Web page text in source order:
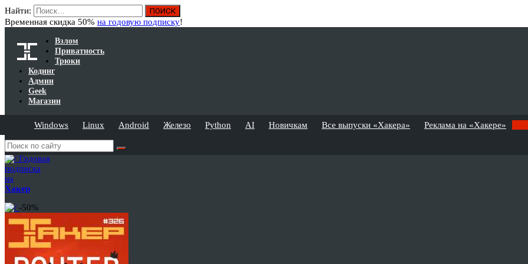
Найти:
Временная скидка 50% на годовую подписку!
Взлом
Приватность
Трюки
Кодинг
Админ
Geek
Магазин
Windows Linux Android Железо Python AI Новичкам Все выпуски «Хакера» Реклама на «Хакере»
Годовая
подписка
на
Хакер
-50%